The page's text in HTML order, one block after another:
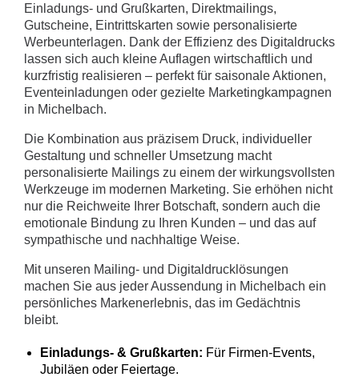
Einladungs- und Grußkarten, Direktmailings,
Gutscheine, Eintrittskarten sowie personalisierte
Werbeunterlagen. Dank der Effizienz des Digitaldrucks
lassen sich auch kleine Auflagen wirtschaftlich und
kurzfristig realisieren – perfekt für saisonale Aktionen,
Eventeinladungen oder gezielte Marketingkampagnen
in Michelbach.
Die Kombination aus präzisem Druck, individueller
Gestaltung und schneller Umsetzung macht
personalisierte Mailings zu einem der wirkungsvollsten
Werkzeuge im modernen Marketing. Sie erhöhen nicht
nur die Reichweite Ihrer Botschaft, sondern auch die
emotionale Bindung zu Ihren Kunden – und das auf
sympathische und nachhaltige Weise.
Mit unseren Mailing- und Digitaldrucklösungen
machen Sie aus jeder Aussendung in Michelbach ein
persönliches Markenerlebnis, das im Gedächtnis
bleibt.
Einladungs- & Grußkarten: Für Firmen-Events,
Jubiläen oder Feiertage.